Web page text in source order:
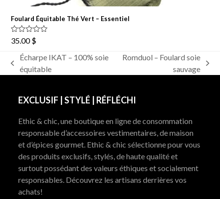
Foulard Équitable Thé Vert – Essentiel
Note5.00
sur 5
35.00$
previous
Écharpe IKAT – 100% soie
équitable
Romduol – Foulard soie
sauvage
EXCLUSIF | STYLÉ | RÉFLÉCHI
Ethic & chic, une boutique en ligne de consommation
responsable d’accessoires vestimentaires, de maison
et d’épices gourmet. Ethic & chic sélectionne pour vous
des produits exclusifs, stylés, de haute qualité et
surtout possédant des valeurs éthiques et socialement
responsables. Découvrez les artisans derrières vos
achats!